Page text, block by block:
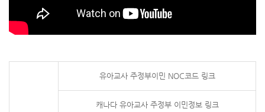
유아교사 주정부이민 NOC코드 링크
캐나다 유아교사 주정부 이민정보 링크